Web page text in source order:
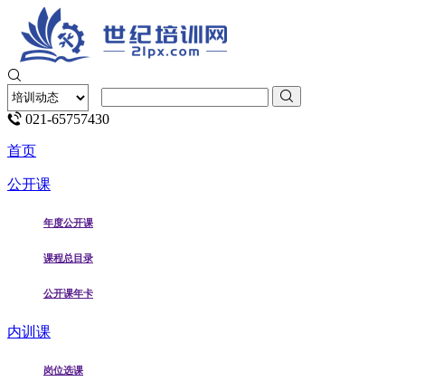
021-65757430
首页
公开课
年度公开课
课程总目录
公开课年卡
内训课
岗位选课